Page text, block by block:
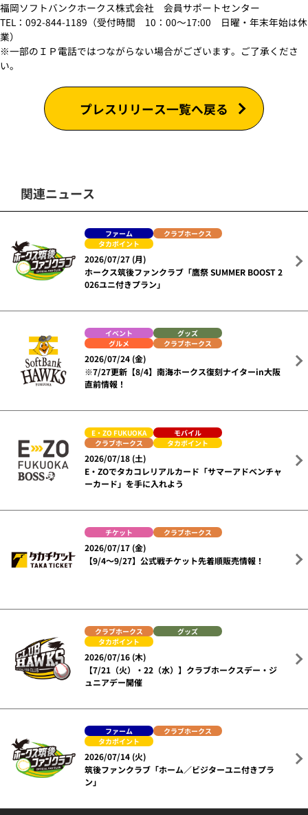
福岡ソフトバンクホークス株式会社 会員サポートセンター
TEL：092-844-1189（受付時間 10：00～17:00 日曜・年末年始は休
業）
※一部のＩＰ電話ではつながらない場合がございます。ご了承くださ
い。
プレスリリース一覧へ戻る
関連ニュース
ファーム
クラブホークス
タカポイント
2026/07/27 (月)
ホークス筑後ファンクラブ「鷹祭 SUMMER BOOST 2
026ユニ付きプラン」
イベント
グッズ
グルメ
クラブホークス
2026/07/24 (金)
※7/27更新【8/4】南海ホークス復刻ナイターin大阪
直前情報！
E・ZO FUKUOKA
モバイル
クラブホークス
タカポイント
2026/07/18 (土)
E・ZOでタカコレリアルカード「サマーアドベンチャ
ーカード」を手に入れよう
チケット クラブホークス
2026/07/17 (金)
【9/4～9/27】公式戦チケット先着順販売情報！
クラブホークス
グッズ
タカポイント
2026/07/16 (木)
【7/21（火）・22（水）】クラブホークスデー・ジ
ュニアデー開催
ファーム
クラブホークス
タカポイント
2026/07/14 (火)
筑後ファンクラブ「ホーム／ビジターユニ付きプラ
ン」